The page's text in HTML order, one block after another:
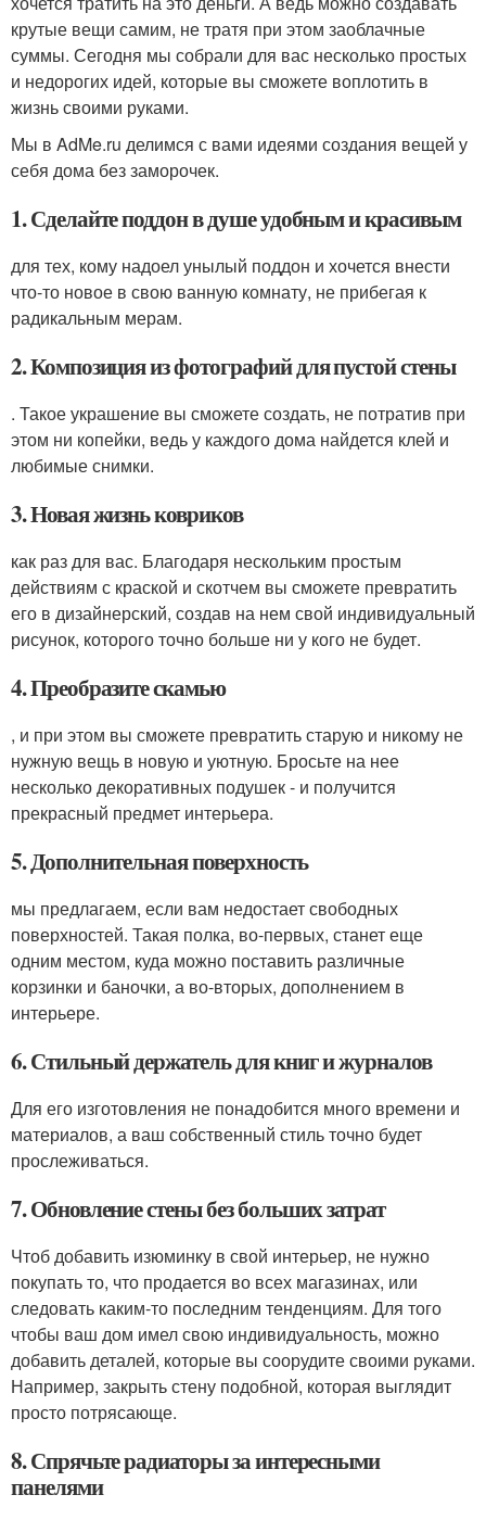
крутые вещи самим, не тратя при этом заоблачные
суммы. Сегодня мы собрали для вас несколько простых
и недорогих идей, которые вы сможете воплотить в
жизнь своими руками.
Мы в AdMe.ru делимся с вами идеями создания вещей у
себя дома без заморочек.
1. Сделайте поддон в душе удобным и красивым
для тех, кому надоел унылый поддон и хочется внести
что-то новое в свою ванную комнату, не прибегая к
радикальным мерам.
2. Композиция из фотографий для пустой стены
. Такое украшение вы сможете создать, не потратив при
этом ни копейки, ведь у каждого дома найдется клей и
любимые снимки.
3. Новая жизнь ковриков
как раз для вас. Благодаря нескольким простым
действиям с краской и скотчем вы сможете превратить
его в дизайнерский, создав на нем свой индивидуальный
рисунок, которого точно больше ни у кого не будет.
4. Преобразите скамью
, и при этом вы сможете превратить старую и никому не
нужную вещь в новую и уютную. Бросьте на нее
несколько декоративных подушек - и получится
прекрасный предмет интерьера.
5. Дополнительная поверхность
мы предлагаем, если вам недостает свободных
поверхностей. Такая полка, во-первых, станет еще
одним местом, куда можно поставить различные
корзинки и баночки, а во-вторых, дополнением в
интерьере.
6. Стильный держатель для книг и журналов
Для его изготовления не понадобится много времени и
материалов, а ваш собственный стиль точно будет
прослеживаться.
7. Обновление стены без больших затрат
Чтоб добавить изюминку в свой интерьер, не нужно
покупать то, что продается во всех магазинах, или
следовать каким-то последним тенденциям. Для того
чтобы ваш дом имел свою индивидуальность, можно
добавить деталей, которые вы соорудите своими руками.
Например, закрыть стену подобной, которая выглядит
просто потрясающе.
8. Спрячьте радиаторы за интересными
панелями